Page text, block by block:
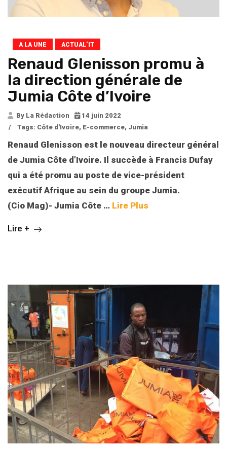
A LA UNE ACTUAL’IT
Renaud Glenisson promu à
la direction générale de
Jumia Côte d’Ivoire
By La Rédaction
14 juin 2022
/
Tags: Côte d'Ivoire, E-commerce, Jumia
Renaud Glenisson est le nouveau directeur général
de Jumia Côte d’Ivoire. Il succède à Francis Dufay
qui a été promu au poste de vice-président
exécutif Afrique au sein du groupe Jumia.
(Cio Mag)- Jumia Côte … Lire Plus
Lire +